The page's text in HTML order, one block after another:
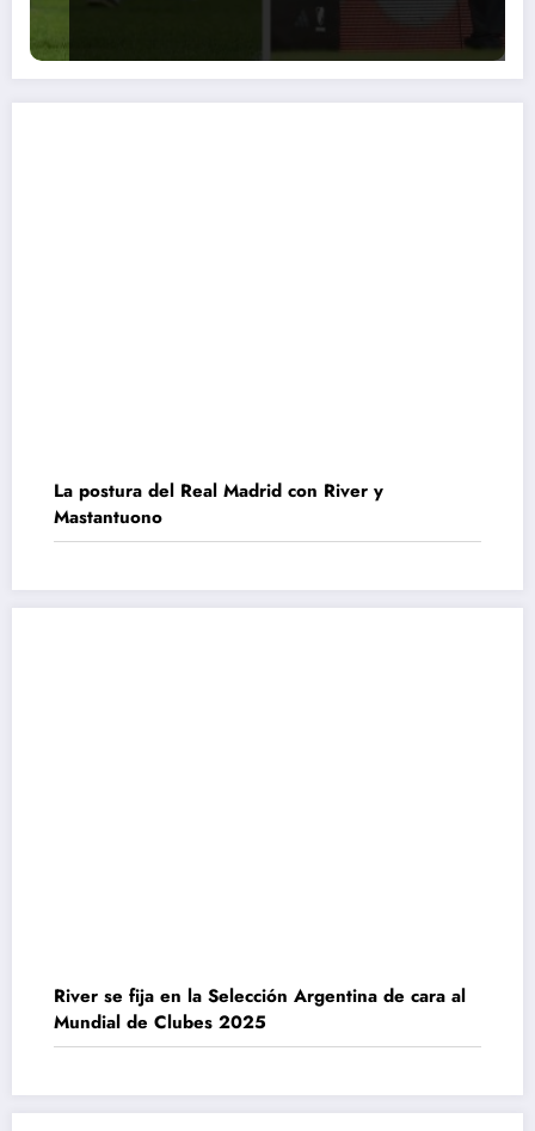
La postura del Real Madrid con River y
Mastantuono
River se fija en la Selección Argentina de cara al
Mundial de Clubes 2025